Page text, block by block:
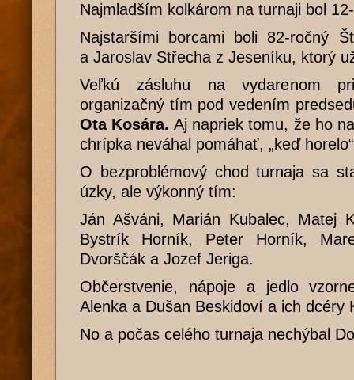
Najmladším kolkárom na turnaji bol
Najstaršími borcami boli 82-ročný
a Jaroslav Střecha z Jeseníku, ktorý
Veľkú zásluhu na vydarenom
organizačný tím pod vedením
Ota Kosára. Aj napriek tomu, že ho
chrípka neváhal pomáhať, „keď
O bezproblémový chod turnaja sa
úzky, ale výkonný tím:
Ján Ašváni, Marián Kubalec, Matej
Bystrík Horník, Peter Horník,
Dvorščák a Jozef Jeriga.
Občerstvenie, nápoje a jedlo
Alenka a Dušan Beskidoví a ich dcéry
No a počas celého turnaja nechýbal